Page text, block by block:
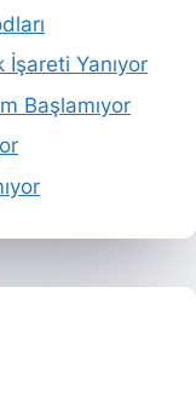
İşareti Yanıyor
Başlamıyor